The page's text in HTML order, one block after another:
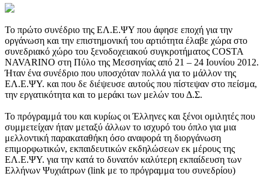
Το πρώτο συνέδριο της ΕΛ.Ε.ΨΥ που άφησε εποχή για την
οργάνωση και την επιστημονική του αρτιότητα έλαβε χώρα στο
συνεδριακό χώρο του ξενοδοχειακού συγκροτήματος COSTA
NAVARINO στη Πύλο της Μεσσηνίας από 21 – 24 Ιουνίου 2012.
Ήταν ένα συνέδριο που υποσχόταν πολλά για το μάλλον της
ΕΛ.Ε.ΨΥ. και που δε διέψευσε αυτούς που πίστεψαν στο πείσμα,
την εργατικότητα και το μεράκι των μελών του Δ.Σ.
Το πρόγραμμά του και κυρίως οι Έλληνες και ξένοι ομιλητές που
συμμετείχαν ήταν μεταξύ άλλων το ισχυρό του όπλο για μια
μελλοντική παρακαταθήκη όσο αναφορά τη διοργάνωση
επιμορφωτικών, εκπαιδευτικών εκδηλώσεων εκ μέρους της
ΕΛ.Ε.ΨΥ. για την κατά το δυνατόν καλύτερη εκπαίδευση των
Ελλήνων Ψυχιάτρων (link με το πρόγραμμα του συνεδρίου)